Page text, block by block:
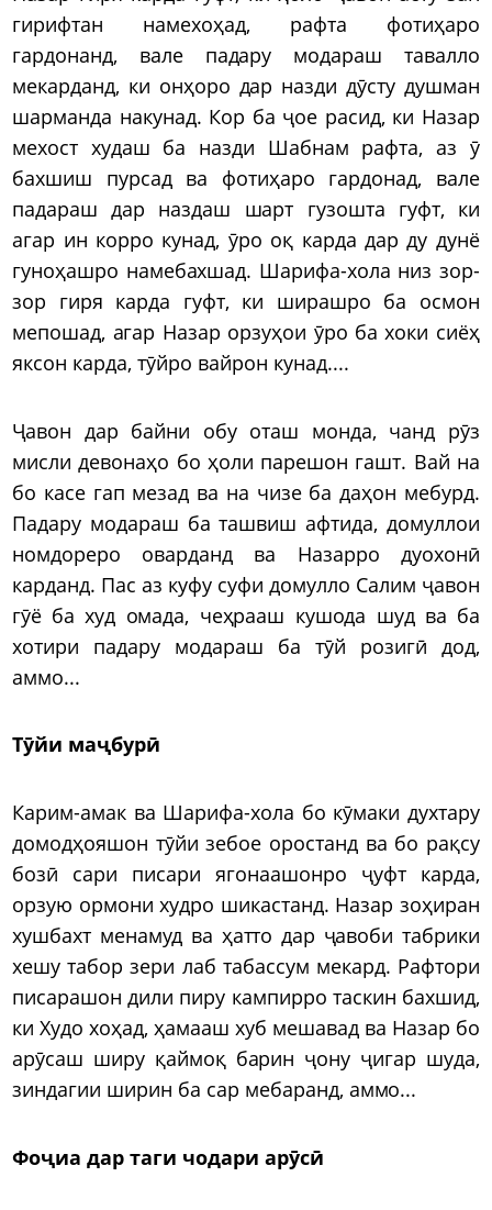
гирифтан намехоҳад, рафта фотиҳаро
гардонанд, вале падару модараш тавалло
мекарданд, ки онҳоро дар назди дӯсту душман
шарманда накунад. Кор ба ҷое расид, ки Назар
мехост худаш ба назди Шабнам рафта, аз ӯ
бахшиш пурсад ва фотиҳаро гардонад, вале
падараш дар наздаш шарт гузошта гуфт, ки
агар ин корро кунад, ӯро оқ карда дар ду дунё
гуноҳашро намебахшад. Шарифа-хола низ зор-
зор гиря карда гуфт, ки ширашро ба осмон
мепошад, агар Назар орзуҳои ӯро ба хоки сиёҳ
яксон карда, тӯйро вайрон кунад....
Ҷавон дар байни обу оташ монда, чанд рӯз
мисли девонаҳо бо ҳоли парешон гашт. Вай на
бо касе гап мезад ва на чизе ба даҳон мебурд.
Падару модараш ба ташвиш афтида, домуллои
номдореро оварданд ва Назарро дуохонӣ
карданд. Пас аз куфу суфи домулло Салим ҷавон
гӯё ба худ омада, чеҳрааш кушода шуд ва ба
хотири падару модараш ба тӯй розигӣ дод,
аммо...
Тӯйи маҷбурӣ
Карим-амак ва Шарифа-хола бо кӯмаки духтару
домодҳояшон тӯйи зебое оростанд ва бо рақсу
бозӣ сари писари ягонаашонро ҷуфт карда,
орзую ормони худро шикастанд. Назар зоҳиран
хушбахт менамуд ва ҳатто дар ҷавоби табрики
хешу табор зери лаб табассум мекард. Рафтори
писарашон дили пиру кампирро таскин бахшид,
ки Худо хоҳад, ҳамааш хуб мешавад ва Назар бо
арӯсаш ширу қаймоқ барин ҷону ҷигар шуда,
зиндагии ширин ба сар мебаранд, аммо...
Фоҷиа дар таги чодари арӯсӣ